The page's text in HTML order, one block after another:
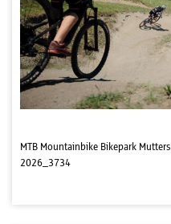
MTB Mountainbike Bikepark Mutters
2026_3734